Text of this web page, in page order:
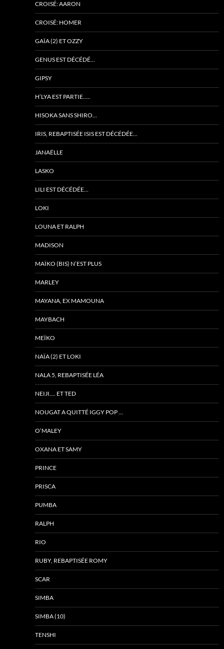
CROISÉ: AARON
CROISÉ: HOMER
GAÏA (2) ET OZZY
GENUS EST DÉCÉDÉ…
GIPSY
H’LYA EST PARTIE…..
HISOKA SANS SHIRO…
IRIS, REBAPTISÉE ISIS EST DÉCÉDÉE…
JANAËLLE
LASKO
LILI EST DÉCÉDÉE…
LOKI
LOUNA ET RALPH
MADISON
MAÏKO (BIS) N’EST PLUS
MARLEY
MAYANA, EX MAMOUNA
MAYBACH
MEÏKO
NAÏA (2) ET LOKI
NALA 5, REBAPTISÉE LÉA
NEIJI…. ET TED
NOUGAT A QUITTÉ IGGY POP …
O’MALEY
OXANA ET SAMY
PRINCE
PRISCA
PUMBA
RALPH
RIO
RUBY, REBAPTISÉE ROMY
SCAR
SIMBA
SIMBA (10)
TENSHI